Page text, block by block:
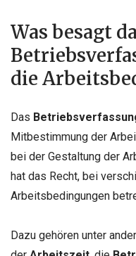
Was besagt
die
Das
Mitbestimmung der
bei der Gestaltung der
hat das Recht, bei
Arbeitsbedingungen
Dazu gehören unter